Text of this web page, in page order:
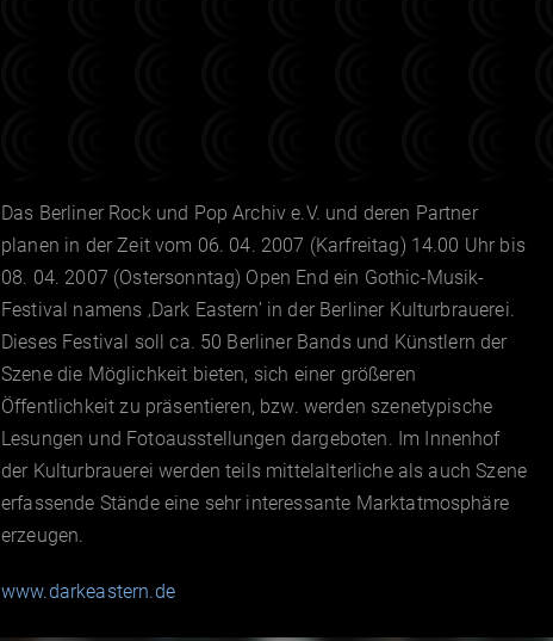
Das Berliner Rock und Pop Archiv e.V. und deren Partner
planen in der Zeit vom 06. 04. 2007 (Karfreitag) 14.00 Uhr bis
08. 04. 2007 (Ostersonntag) Open End ein Gothic-Musik-
Festival namens ‚Dark Eastern’ in der Berliner Kulturbrauerei.
Dieses Festival soll ca. 50 Berliner Bands und Künstlern der
Szene die Möglichkeit bieten, sich einer größeren
Öffentlichkeit zu präsentieren, bzw. werden szenetypische
Lesungen und Fotoausstellungen dargeboten. Im Innenhof
der Kulturbrauerei werden teils mittelalterliche als auch Szene
erfassende Stände eine sehr interessante Marktatmosphäre
erzeugen.
www.darkeastern.de